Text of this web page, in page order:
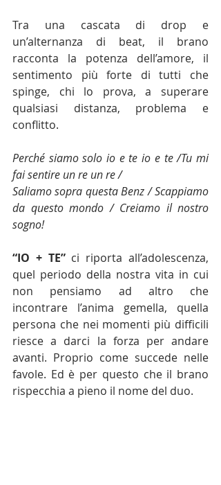
Tra una cascata di drop e
un’alternanza di beat, il brano
racconta la potenza dell’amore, il
sentimento più forte di tutti che
spinge, chi lo prova, a superare
qualsiasi distanza, problema e
conflitto.
Perché siamo solo io e te io e te /Tu mi
fai sentire un re un re /
Saliamo sopra questa Benz / Scappiamo
da questo mondo / Creiamo il nostro
sogno!
“IO + TE” ci riporta all’adolescenza,
quel periodo della nostra vita in cui
non pensiamo ad altro che
incontrare l’anima gemella, quella
persona che nei momenti più difficili
riesce a darci la forza per andare
avanti. Proprio come succede nelle
favole. Ed è per questo che il brano
rispecchia a pieno il nome del duo.